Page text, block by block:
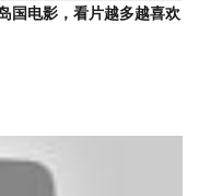
国电影，看片越多越喜欢